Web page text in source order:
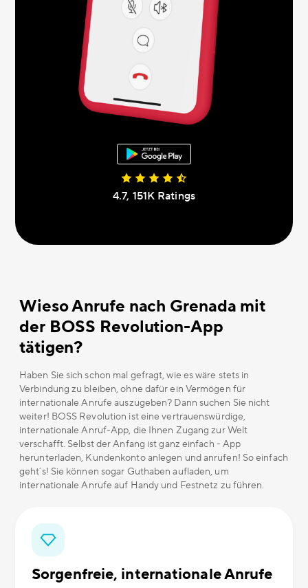
4.7, 151К Ratings
Wieso Anrufe nach Grenada mit
der BOSS Revolution-App
tätigen?
Haben Sie sich schon mal gefragt, wie es wäre stets in
Verbindung zu bleiben, ohne dafür ein Vermögen für
internationale Anrufe auszugeben? Dann suchen Sie nicht
weiter! BOSS Revolution ist eine vertrauenswürdige,
internationale Anruf-App, die Ihnen Zugang zur Welt
verschafft. Selbst der Anfang ist ganz einfach - App
herunterladen, Kundenkonto anlegen und anrufen! So einfach
geht´s! Sie können sogar Guthaben aufladen, um
internationale Anrufe auf Handy und Festnetz zu führen.
Sorgenfreie, internationale Anrufe